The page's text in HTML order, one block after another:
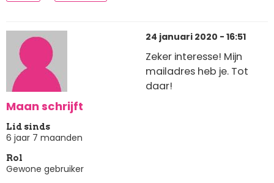
Maan schrijft
Lid sinds
6 jaar 7 maanden
Rol
Gewone gebruiker
24 januari 2020 - 16:51
Zeker interesse! Mijn
mailadres heb je. Tot
daar!